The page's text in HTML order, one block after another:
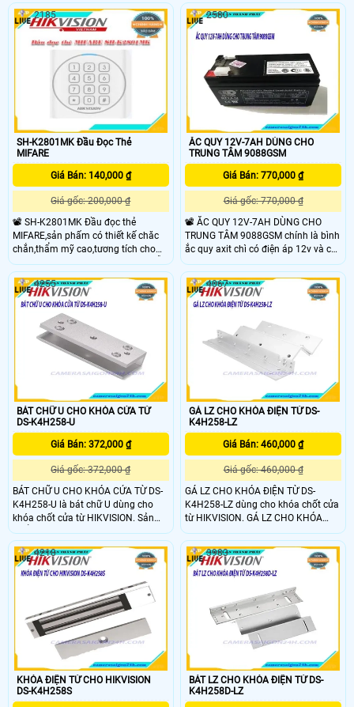
x 51 x 31.5mm
SH-K2801MK Đầu Đọc Thẻ
MIFARE
Giá Bán: 140,000 ₫
Giá gốc: 200,000 ₫
📽 SH-K2801MK Đầu đọc thẻ
MIFARE,sản phấm có thiết kế chăc
chắn,thẩm mỹ cao,tương tích cho
các dòng camera chuyên dụng. Hỗ
trợ giao thức Wiegand
(W27/W35).Chuẩn chống bụi
IP65.Xuất xứ: Trung Quốc
2185
ẮC QUY 12V-7AH DÙNG CHO
TRUNG TÂM 9088GSM
Giá Bán: 770,000 ₫
Giá gốc: 770,000 ₫
📽 ẮC QUY 12V-7AH DÙNG CHO
TRUNG TÂM 9088GSM chính là bình
ắc quy axit chì có điện áp 12v và có
dòng xả 7Ah trong 1 giờ. Loại ắc
quy này đã được nhiều người biết
đến, dùng được lâu dài. Thời gian
phóng điện của nó gấp 1.6 lần ắc
DÙNG CHO TRUNG TÂM 9088GSM
thường có loại vỏ được thiết kế với
cấu trúc rắn chặt các điện cực.
2580
BÁT CHỮ U CHO KHÓA CỬA TỪ
DS-K4H258-U
Giá Bán: 372,000 ₫
Giá gốc: 372,000 ₫
BÁT CHỮ U CHO KHÓA CỬA TỪ DS-
K4H258-U là bát chữ U dùng cho
khóa chốt cửa từ HIKVISION. Sản
phẩm được thiết kế chắc chắn, dùng
cho khóa Hikvision SH-K5H258S/D.
BÁT CHỮ U CHO KHÓA CỬA TỪ DS-
K4H258-U phù hợp cửa ra vào, mở
ra hướng về bên trong ở góc 90 độ.
4255
GÁ LZ CHO KHÓA ĐIỆN TỪ DS-
K4H258-LZ
Giá Bán: 460,000 ₫
Giá gốc: 460,000 ₫
GÁ LZ CHO KHÓA ĐIỆN TỪ DS-
K4H258-LZ dùng cho khóa chốt cửa
từ HIKVISION. GÁ LZ CHO KHÓA
ĐIỆN TỪ DS-K4H258-LZ được thiết
kế chắc chắn, dùng cho khóa
Hikvision DS-K4H258S/D. BÁT LZ
CHO KHÓA ĐIỆN TỪ DS-K4H258-LZ
phù hợp cửa ra vào, mở ra hướng về
bên trong ở góc 90 độ
4067
KHÓA ĐIỆN TỪ CHO HIKVISION
DS-K4H258S
4218
BÁT LZ CHO KHÓA ĐIỆN TỪ DS-
K4H258D-LZ
3983